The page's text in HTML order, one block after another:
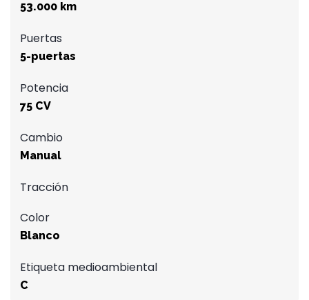
53.000 km
Puertas
5-puertas
Potencia
75 CV
Cambio
Manual
Tracción
Color
Blanco
Etiqueta medioambiental
C